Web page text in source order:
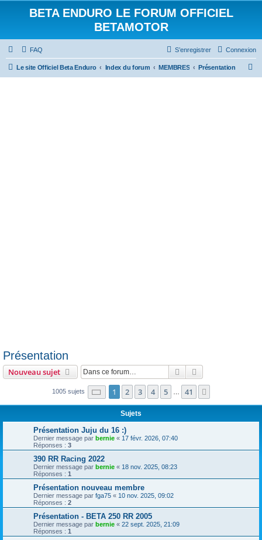
BETA ENDURO LE FORUM OFFICIEL
BETAMOTOR
FAQ Connexion
S’enregistrer
Le site Officiel Beta Enduro Index du forum MEMBRES Présentation
Présentation
Nouveau sujet Rechercher
1005 sujets Page 1sur41
1 2 3 4 5 41
Sujets
Présentation Juju du 16 :)
Dernier message par bernie « 17 févr. 2026, 07:40
Réponses : 3
390 RR Racing 2022
Dernier message par bernie « 18 nov. 2025, 08:23
Réponses : 1
Présentation nouveau membre
Dernier message par fga75 « 10 nov. 2025, 09:02
Réponses : 2
Présentation - BETA 250 RR 2005
Dernier message par bernie « 22 sept. 2025, 21:09
Réponses : 1